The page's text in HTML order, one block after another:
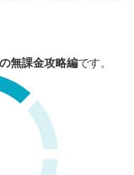
無課金攻略編です。